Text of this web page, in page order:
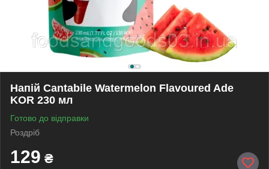
Напій Cantabile Watermelon Flavoured Ade
KOR 230 мл
Готово до відправки
Роздріб
129 ₴